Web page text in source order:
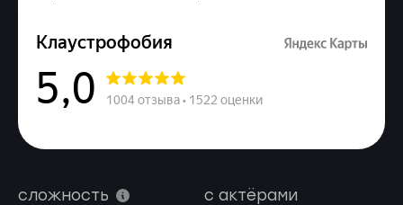
сложность
с актёрами